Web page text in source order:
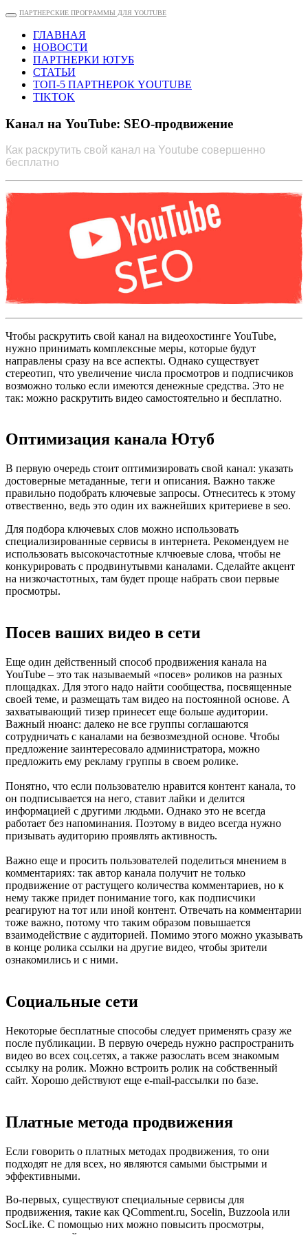
ПАРТНЕРСКИЕ ПРОГРАММЫ ДЛЯ YOUTUBE
ГЛАВНАЯ
НОВОСТИ
ПАРТНЕРКИ ЮТУБ
СТАТЬИ
ТОП-5 ПАРТНЕРОК YOUTUBE
TIKTOK
Канал на YouTube: SEO-продвижение
Как раскрутить свой канал на Youtube совершенно
бесплатно
Чтобы раскрутить свой канал на видеохостинге YouTube,
нужно принимать комплексные меры, которые будут
направлены сразу на все аспекты. Однако существует
стереотип, что увеличение числа просмотров и подписчиков
возможно только если имеются денежные средства. Это не
так: можно раскрутить видео самостоятельно и бесплатно.
Оптимизация канала Ютуб
В первую очередь стоит оптимизировать свой канал: указать
достоверные метаданные, теги и описания. Важно также
правильно подобрать ключевые запросы. Отнеситесь к этому
отвественно, ведь это один их важнейших критериеве в seo.
Для подбора ключевых слов можно использовать
специализированные сервисы в интернета. Рекомендуем не
использовать высокочастотные клчюевые слова, чтобы не
конкурировать с продвинутывми каналами. Сделайте акцент
на низкочастотных, там будет проще набрать свои первые
просмотры.
Посев ваших видео в сети
Еще один действенный способ продвижения канала на
YouTube – это так называемый «посев» роликов на разных
площадках. Для этого надо найти сообщества, посвященные
своей теме, и размещать там видео на постоянной основе. А
захватывающий тизер принесет еще больше аудитории.
Важный нюанс: далеко не все группы соглашаются
сотрудничать с каналами на безвозмездной основе. Чтобы
предложение заинтересовало администратора, можно
предложить ему рекламу группы в своем ролике.
Понятно, что если пользователю нравится контент канала, то
он подписывается на него, ставит лайки и делится
информацией с другими людьми. Однако это не всегда
работает без напоминания. Поэтому в видео всегда нужно
призывать аудиторию проявлять активность.
Важно еще и просить пользователей поделиться мнением в
комментариях: так автор канала получит не только
продвижение от растущего количества комментариев, но к
нему также придет понимание того, как подписчики
реагируют на тот или иной контент. Отвечать на комментарии
тоже важно, потому что таким образом повышается
взаимодействие с аудиторией. Помимо этого можно указывать
в конце ролика ссылки на другие видео, чтобы зрители
ознакомились и с ними.
Социальные сети
Некоторые бесплатные способы следует применять сразу же
после публикации. В первую очередь нужно распространить
видео во всех соц.сетях, а также разослать всем знакомым
ссылку на ролик. Можно встроить ролик на собственный
сайт. Хорошо действуют еще e-mail-рассылки по базе.
Платные метода продвижения
Если говорить о платных методах продвижения, то они
подходят не для всех, но являются самыми быстрыми и
эффективными.
Во-первых, существуют специальные сервисы для
продвижения, такие как QComment.ru, Socelin, Buzzoola или
SocLike. С помощью них можно повысить просмотры,